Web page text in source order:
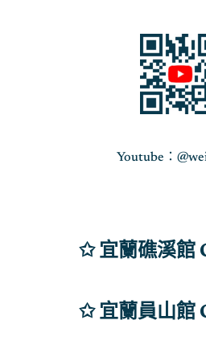
Youtube：
✩ 宜蘭礁溪館
✩ 宜蘭員山館